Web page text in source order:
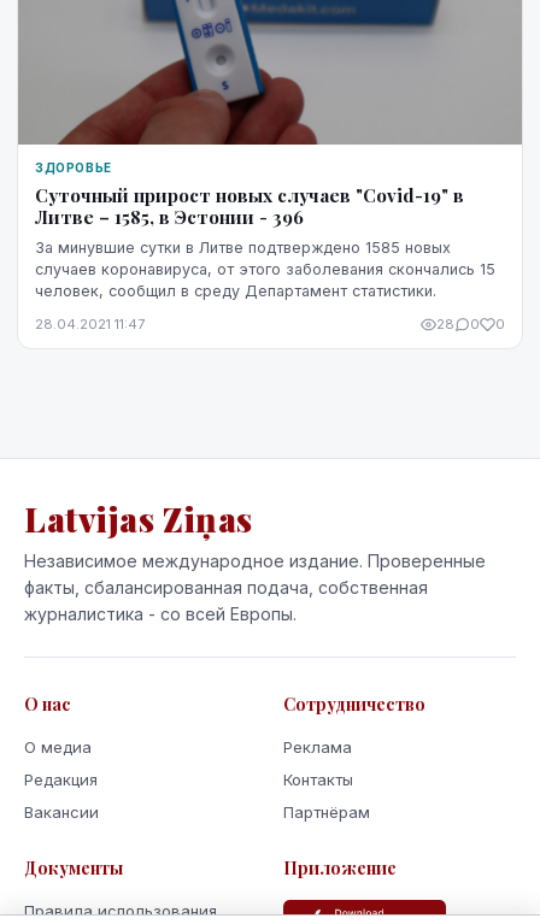
ЗДОРОВЬЕ
Суточный прирост новых случаев "Covid-19" в
Литве – 1585, в Эстонии - 396
За минувшие сутки в Литве подтверждено 1585 новых
случаев коронавируса, от этого заболевания скончались 15
человек, сообщил в среду Департамент статистики.
28.04.2021 11:47 28 0 0
Latvijas Ziņas
Независимое международное издание. Проверенные
факты, сбалансированная подача, собственная
журналистика - со всей Европы.
О нас
О медиа
Редакция
Вакансии
Сотрудничество
Реклама
Контакты
Партнёрам
Документы
Правила использования
Приложение